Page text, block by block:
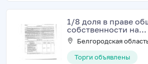
1/8 доля в праве
собственности на...
Белгородская
Торги объявлены